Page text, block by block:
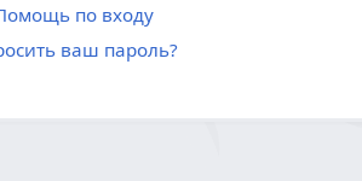
по входу
ваш пароль?